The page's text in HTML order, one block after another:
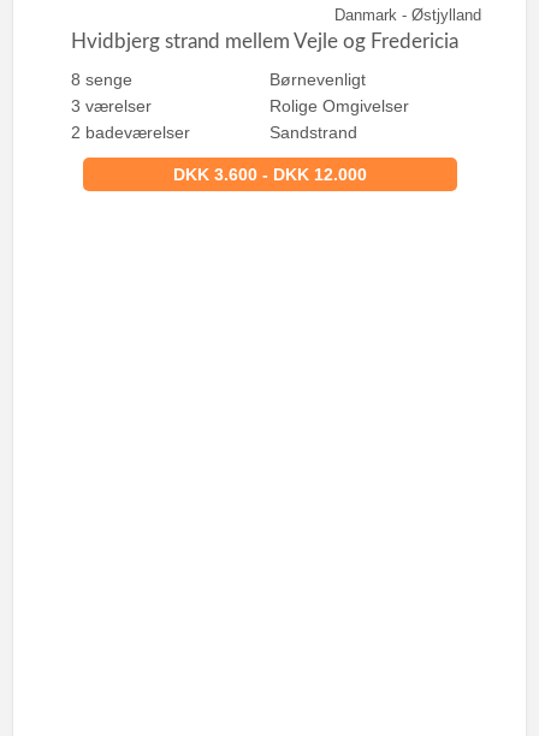
Danmark - Østjylland
Hvidbjerg strand mellem Vejle og Fredericia
8 senge
3 værelser
2 badeværelser
Børnevenligt
Rolige Omgivelser
Sandstrand
DKK 3.600 - DKK 12.000